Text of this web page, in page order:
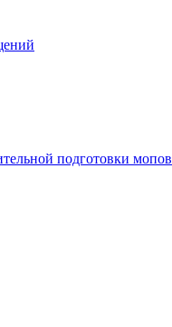
подготовки мопов